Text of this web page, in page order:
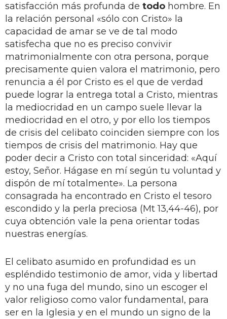
satisfacción más profunda de todo hombre. En
la relación personal «sólo con Cristo» la
capacidad de amar se ve de tal modo
satisfecha que no es preciso convivir
matrimonialmente con otra persona, porque
precisamente quien valora el matrimonio, pero
renuncia a él por Cristo es el que de verdad
puede lograr la entrega total a Cristo, mientras
la mediocridad en un campo suele llevar la
mediocridad en el otro, y por ello los tiempos
de crisis del celibato coinciden siempre con los
tiempos de crisis del matrimonio. Hay que
poder decir a Cristo con total sinceridad: «Aquí
estoy, Señor. Hágase en mí según tu voluntad y
dispón de mí totalmente». La persona
consagrada ha encontrado en Cristo el tesoro
escondido y la perla preciosa (Mt 13,44-46), por
cuya obtención vale la pena orientar todas
nuestras energías.
El celibato asumido en profundidad es un
espléndido testimonio de amor, vida y libertad
y no una fuga del mundo, sino un escoger el
valor religioso como valor fundamental, para
ser en la Iglesia y en el mundo un signo de la